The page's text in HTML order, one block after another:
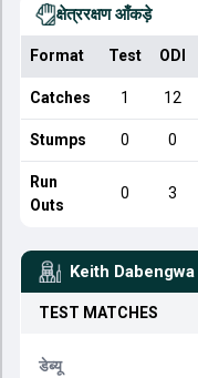
क्षेत्ररक्षण आँकड़े
Format Test ODI
Catches 1 12
Stumps 0 0
Run
Outs
0 3
Keith Dabengwa
TEST MATCHES
डेब्यू